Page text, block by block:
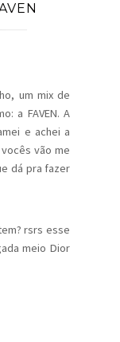
um mix de
a FAVEN. A
e achei a
vão me
dá pra fazer
rsrs esse
meio Dior